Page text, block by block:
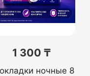
1 300 ₸
ночные 8